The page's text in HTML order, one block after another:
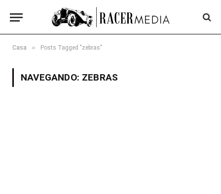
Casa » Posts Tagged "zebras"
NAVEGANDO: ZEBRAS